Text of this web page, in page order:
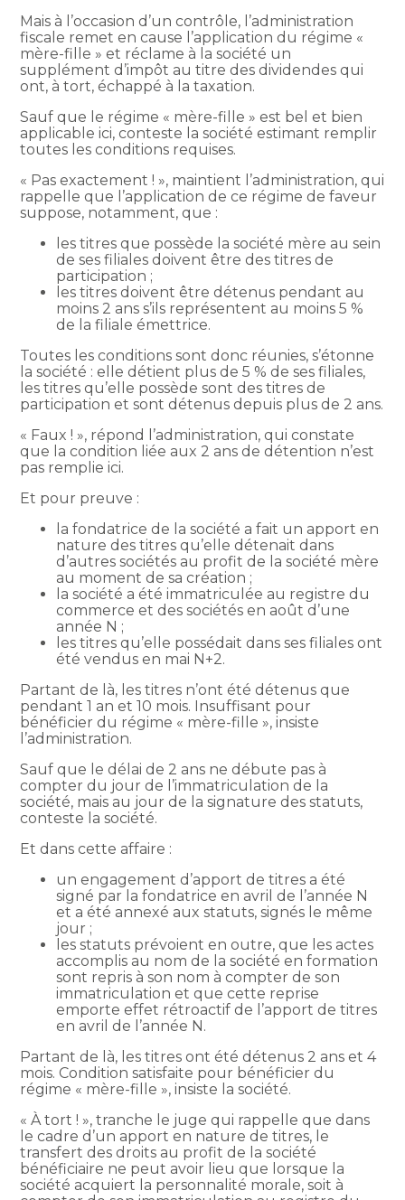
Mais à l’occasion d’un contrôle, l’administration
fiscale remet en cause l’application du régime «
mère-fille » et réclame à la société un
supplément d’impôt au titre des dividendes qui
ont, à tort, échappé à la taxation.
Sauf que le régime « mère-fille » est bel et bien
applicable ici, conteste la société estimant remplir
toutes les conditions requises.
« Pas exactement ! », maintient l’administration, qui
rappelle que l’application de ce régime de faveur
suppose, notamment, que :
les titres que possède la société mère au sein
de ses filiales doivent être des titres de
participation ;
les titres doivent être détenus pendant au
moins 2 ans s’ils représentent au moins 5 %
de la filiale émettrice.
Toutes les conditions sont donc réunies, s’étonne
la société : elle détient plus de 5 % de ses filiales,
les titres qu’elle possède sont des titres de
participation et sont détenus depuis plus de 2 ans.
« Faux ! », répond l’administration, qui constate
que la condition liée aux 2 ans de détention n’est
pas remplie ici.
Et pour preuve :
la fondatrice de la société a fait un apport en
nature des titres qu’elle détenait dans
d’autres sociétés au profit de la société mère
au moment de sa création ;
la société a été immatriculée au registre du
commerce et des sociétés en août d’une
année N ;
les titres qu’elle possédait dans ses filiales ont
été vendus en mai N+2.
Partant de là, les titres n’ont été détenus que
pendant 1 an et 10 mois. Insuffisant pour
bénéficier du régime « mère-fille », insiste
l’administration.
Sauf que le délai de 2 ans ne débute pas à
compter du jour de l’immatriculation de la
société, mais au jour de la signature des statuts,
conteste la société.
Et dans cette affaire :
un engagement d’apport de titres a été
signé par la fondatrice en avril de l’année N
et a été annexé aux statuts, signés le même
jour ;
les statuts prévoient en outre, que les actes
accomplis au nom de la société en formation
sont repris à son nom à compter de son
immatriculation et que cette reprise
emporte effet rétroactif de l’apport de titres
en avril de l’année N.
Partant de là, les titres ont été détenus 2 ans et 4
mois. Condition satisfaite pour bénéficier du
régime « mère-fille », insiste la société.
« À tort ! », tranche le juge qui rappelle que dans
le cadre d’un apport en nature de titres, le
transfert des droits au profit de la société
bénéficiaire ne peut avoir lieu que lorsque la
société acquiert la personnalité morale, soit à